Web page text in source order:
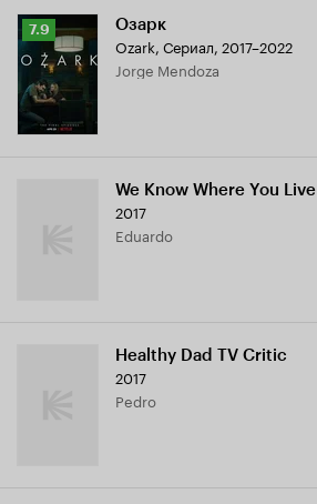
Рейтинг
Кинопоиска
7.9
7.9 Озарк
Ozark, Сериал, 2017–2022
Jorge Mendoza
We Know Where You Live
2017
Eduardo
Healthy Dad TV Critic
2017
Pedro